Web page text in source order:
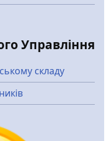
Управління
складу